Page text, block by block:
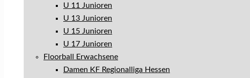
U 11 Junioren
U 13 Junioren
U 15 Junioren
U 17 Junioren
Floorball Erwachsene
Damen KF Regionalliga Hessen